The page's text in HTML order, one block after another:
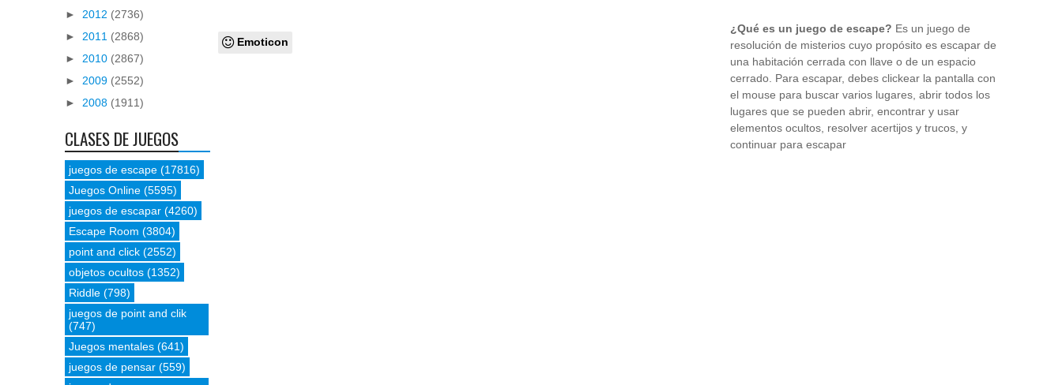
Emoticon
► 2012 (2736)
► 2011 (2868)
► 2010 (2867)
► 2009 (2552)
► 2008 (1911)
CLASES DE JUEGOS
juegos de escape (17816)
Juegos Online (5595)
juegos de escapar (4260)
Escape Room (3804)
point and click (2552)
objetos ocultos (1352)
Riddle (798)
juegos de point and clik
(747)
Juegos mentales (641)
juegos de pensar (559)
¿Qué es un juego de escape? Es un juego de
resolución de misterios cuyo propósito es escapar de
una habitación cerrada con llave o de un espacio
cerrado. Para escapar, debes clickear la pantalla con
el mouse para buscar varios lugares, abrir todos los
lugares que se pueden abrir, encontrar y usar
elementos ocultos, resolver acertijos y trucos, y
continuar para escapar